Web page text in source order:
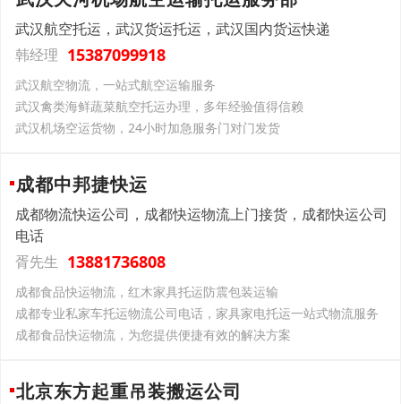
武汉航空托运，武汉货运托运，武汉国内货运快递
韩经理 15387099918
武汉航空物流，一站式航空运输服务
武汉禽类海鲜蔬菜航空托运办理，多年经验值得信赖
武汉机场空运货物，24小时加急服务门对门发货
成都中邦捷快运
成都物流快运公司，成都快运物流上门接货，成都快运公司
电话
胥先生 13881736808
成都食品快运物流，红木家具托运防震包装运输
成都专业私家车托运物流公司电话，家具家电托运一站式物流服务
成都食品快运物流，为您提供便捷有效的解决方案
北京东方起重吊装搬运公司